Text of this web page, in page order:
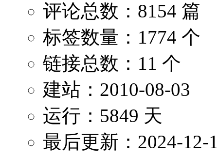
评论总数：8154 篇
标签数量：1774 个
链接总数：11 个
建站：2010-08-03
运行：5849 天
最后更新：2024-12-